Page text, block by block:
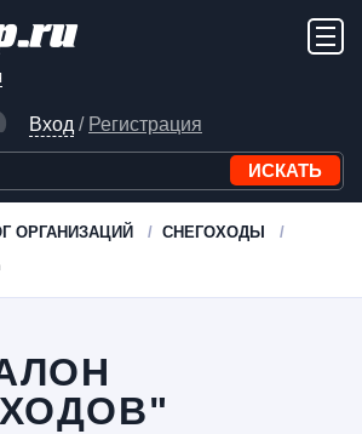
Вход / Регистрация
ОРГАНИЗАЦИЙ
СНЕГОХОДЫ